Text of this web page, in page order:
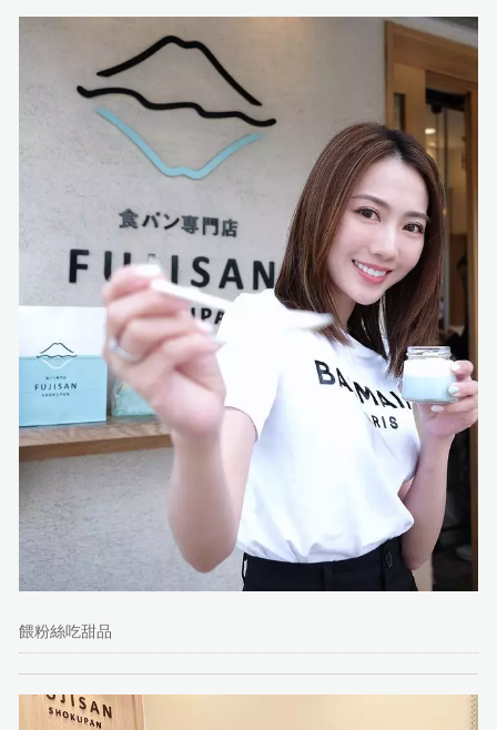
餵粉絲吃甜品